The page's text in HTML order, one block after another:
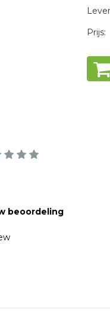
en
Prijs:
beoordeling